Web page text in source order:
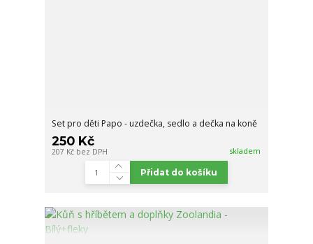
Set pro děti Papo - uzdečka, sedlo a dečka na koně
250 Kč
207 Kč bez DPH skladem
Přidat do košíku